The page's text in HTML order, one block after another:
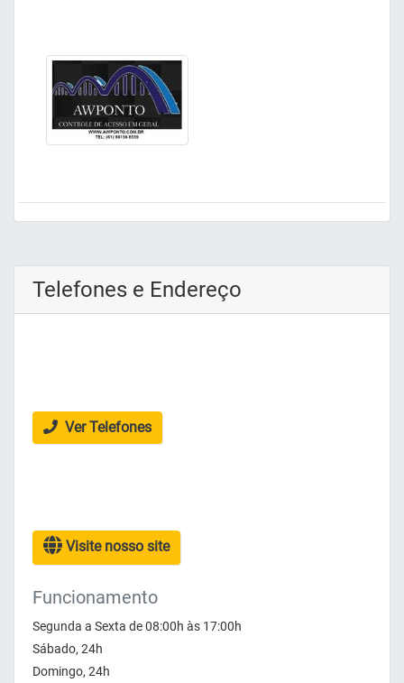
Telefones e Endereço
Ver Telefones
Visite nosso site
Funcionamento
Segunda a Sexta de 08:00h às 17:00h
Sábado, 24h
Domingo, 24h